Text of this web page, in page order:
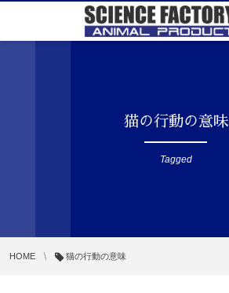
猫の行動の意味
Tagged
HOME 猫の行動の意味